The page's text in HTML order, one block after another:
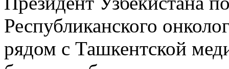
Республиканского
рядом с Ташкентской